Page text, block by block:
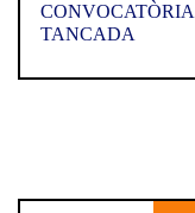
CONVOCATÒRIA
TANCADA